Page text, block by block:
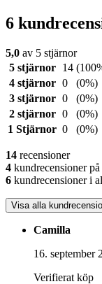
6
5,0 av 5 stjärnor
5 stjärnor
14
4 stjärnor 0
(0%)
3 stjärnor 0
(0%)
2 stjärnor 0
(0%)
1 Stjärnor 0 (0%)
14 recensioner
4 kundrecensioner på
6 kundrecensioner i
Visa alla
Camilla
16. september
Verifierat köp